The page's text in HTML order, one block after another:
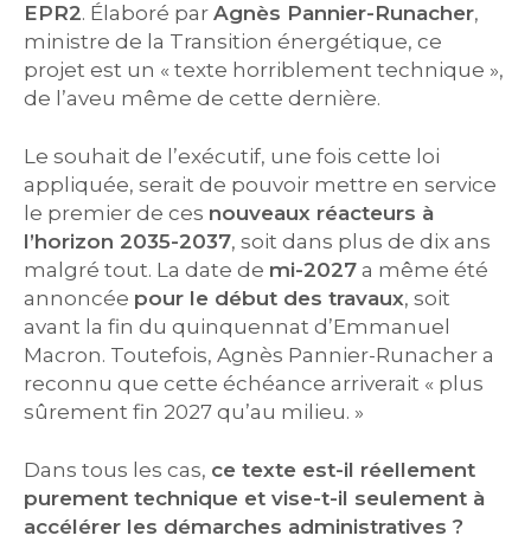
EPR2. Élaboré par Agnès Pannier-Runacher,
ministre de la Transition énergétique, ce
projet est un « texte horriblement technique »,
de l’aveu même de cette dernière.
Le souhait de l’exécutif, une fois cette loi
appliquée, serait de pouvoir mettre en service
le premier de ces nouveaux réacteurs à
l’horizon 2035-2037, soit dans plus de dix ans
malgré tout. La date de mi-2027 a même été
annoncée pour le début des travaux, soit
avant la fin du quinquennat d’Emmanuel
Macron. Toutefois, Agnès Pannier-Runacher a
reconnu que cette échéance arriverait « plus
sûrement fin 2027 qu’au milieu. »
Dans tous les cas, ce texte est-il réellement
purement technique et vise-t-il seulement à
accélérer les démarches administratives ?